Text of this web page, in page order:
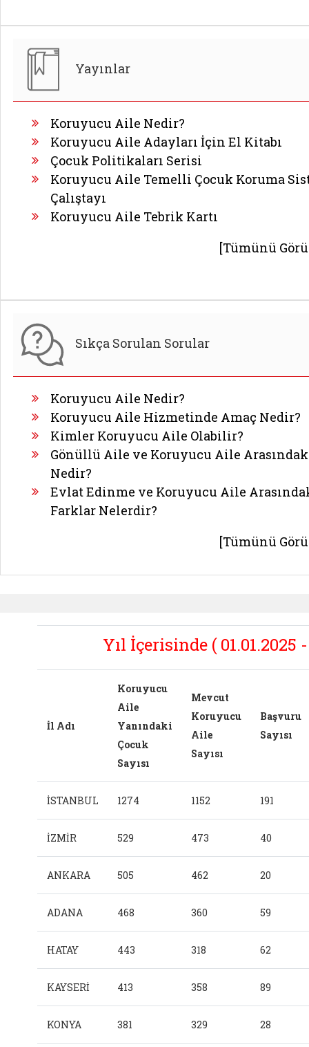
Yayınlar
Koruyucu Aile Nedir?
Koruyucu Aile Adayları İçin El Kitabı
Çocuk Politikaları Serisi
Koruyucu Aile Temelli Çocuk Koruma
Çalıştayı
Koruyucu Aile Tebrik Kartı
[Tümünü
Sıkça Sorulan Sorular
Koruyucu Aile Nedir?
Koruyucu Aile Hizmetinde Amaç Nedir?
Kimler Koruyucu Aile Olabilir?
Gönüllü Aile ve Koruyucu Aile
Nedir?
Evlat Edinme ve Koruyucu Aile
Farklar Nelerdir?
[Tümünü
Yıl İçerisinde ( 01.01.2025
İl Adı
Koruyucu
Aile
Yanındaki
Çocuk
Sayısı
Mevcut
Koruyucu
Aile
Sayısı
Başvuru
Sayısı
İSTANBUL 1274 1152 191
İZMİR 529 473 40
ANKARA 505 462 20
ADANA 468 360 59
HATAY 443 318 62
KAYSERİ 413 358 89
KONYA 381 329 28